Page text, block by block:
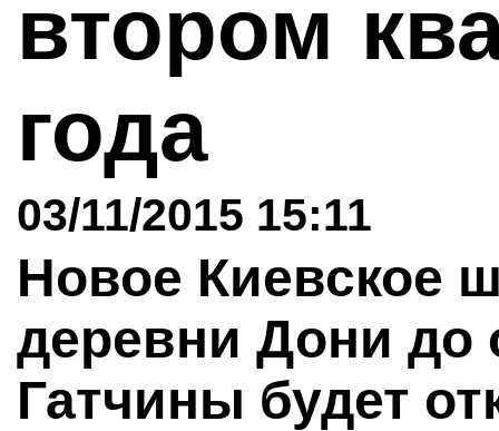
втором
года
03/11/2015 15:11
Новое Киевское
деревни Дони до
Гатчины будет